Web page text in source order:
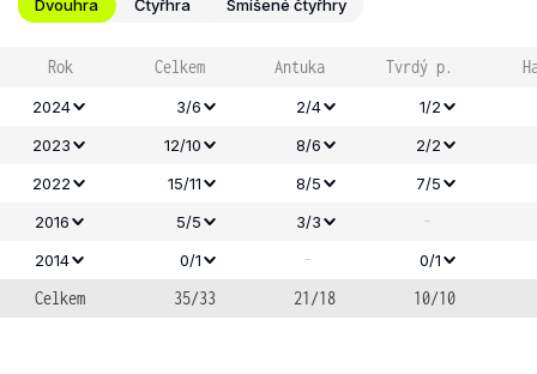
Dvouhra Čtyřhra Smíšené čtyřhry
Rok Celkem Antuka Tvrdý p.
2024 3/6 2/4
1/2
2023
12/10 8/6 2/2
2022
15/11 8/5
7/5
2016
5/5 3/3 -
2014
0/1 - 0/1
Celkem 35/33 21/18 10/10